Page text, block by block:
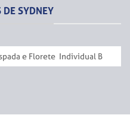
SYDNEY
e Florete Individual B